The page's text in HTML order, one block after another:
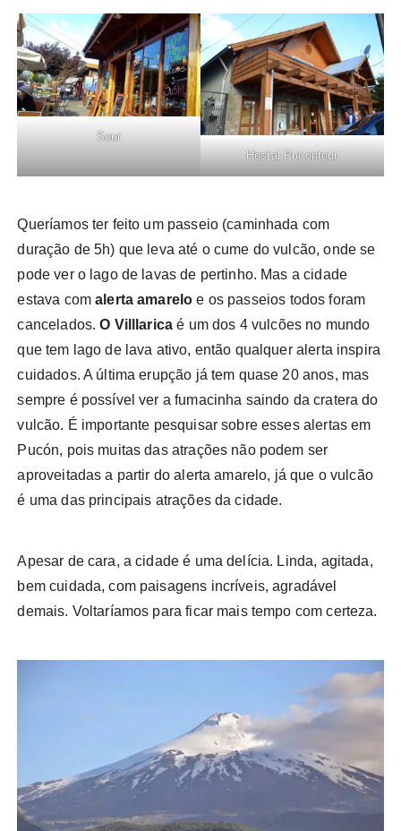
Sour
Hostal Pucontour
Queríamos ter feito um passeio (caminhada com
duração de 5h) que leva até o cume do vulcão, onde se
pode ver o lago de lavas de pertinho. Mas a cidade
estava comalerta amarelo e os passeios todos foram
cancelados.O Villlarica é um dos 4 vulcões no mundo
que tem lago de lava ativo, então qualquer alerta inspira
cuidados. A última erupção já tem quase 20 anos, mas
sempre é possível ver a fumacinha saindo da cratera do
vulcão. É importante pesquisar sobre esses alertas em
Pucón, pois muitas das atrações não podem ser
aproveitadas a partir do alerta amarelo, já que o vulcão
é uma das principais atrações da cidade.
Apesar de cara, a cidade é uma delícia. Linda, agitada,
bem cuidada, com paisagens incríveis, agradável
demais. Voltaríamos para ficar mais tempo com certeza.